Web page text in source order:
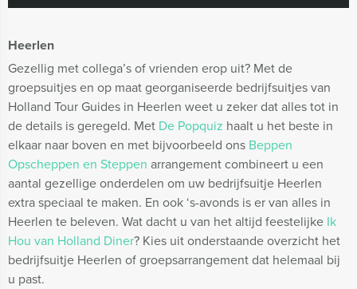
Heerlen
Gezellig met collega’s of vrienden erop uit? Met de
groepsuitjes en op maat georganiseerde bedrijfsuitjes van
Holland Tour Guides in Heerlen weet u zeker dat alles tot in
de details is geregeld. Met De Popquiz haalt u het beste in
elkaar naar boven en met bijvoorbeeld ons Beppen
Opscheppen en Steppen arrangement combineert u een
aantal gezellige onderdelen om uw bedrijfsuitje Heerlen
extra speciaal te maken. En ook ‘s-avonds is er van alles in
Heerlen te beleven. Wat dacht u van het altijd feestelijke Ik
Hou van Holland Diner? Kies uit onderstaande overzicht het
bedrijfsuitje Heerlen of groepsarrangement dat helemaal bij
u past.